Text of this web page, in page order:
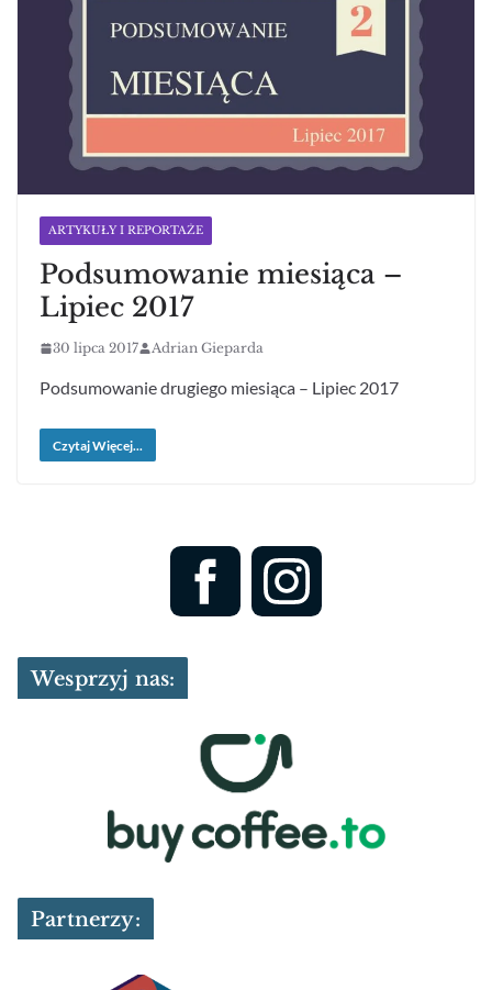
ARTYKUŁY I REPORTAŻE
Podsumowanie miesiąca –
Lipiec 2017
30 lipca 2017 Adrian Gieparda
Podsumowanie drugiego miesiąca – Lipiec 2017
Czytaj Więcej...
Wesprzyj nas:
Partnerzy: